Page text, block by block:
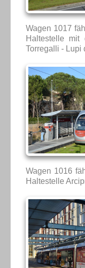
Wagen 1017
Haltestelle mit
Torregalli - Lupi
Wagen 1016
Haltestelle